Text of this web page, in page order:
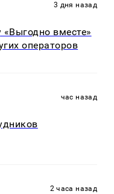
3 дня назад
вместе»
операторов
час назад
2 часа назад